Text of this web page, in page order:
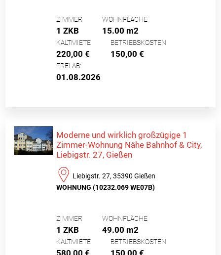
ZIMMER
1 ZKB
WOHNFLÄCHE
15.00 m2
KALTMIETE
220,00 €
BETRIEBSKOSTEN
150,00 €
FREI AB:
01.08.2026
Moderne und wirklich großzügige 1
Zimmer-Wohnung Nähe Bahnhof & City,
Liebigstr. 27, Gießen
Liebigstr. 27, 35390 Gießen
WOHNUNG (10232.069 WE07B)
ZIMMER
1 ZKB
WOHNFLÄCHE
49.00 m2
KALTMIETE
580,00 €
BETRIEBSKOSTEN
150,00 €